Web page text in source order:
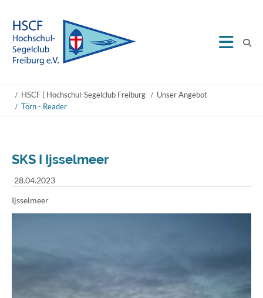
HSCF | Hochschul-Segelclub Freiburg
Unser Angebot
Törn - Reader
SKS I Ijsselmeer
28.04.2023
Ijsselmeer